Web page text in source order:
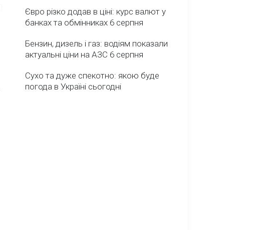
Євро різко додав в ціні: курс валют у
банках та обмінниках 6 серпня
Бензин, дизель і газ: водіям показали
актуальні ціни на АЗС 6 серпня
Сухо та дуже спекотно: якою буде
погода в Україні сьогодні